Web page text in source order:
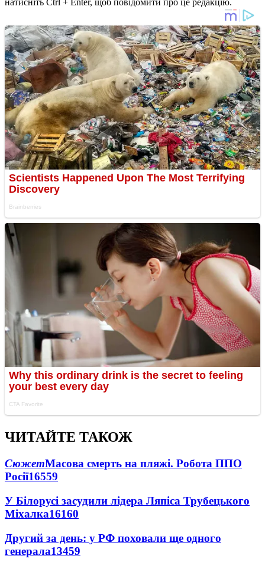
ЧИТАЙТЕ ТАКОЖ
СюжетМасова смерть на пляжі. Робота ППО
Росії16559
У Білорусі засудили лідера Ляпіса Трубецького
Міхалка16160
Другий за день: у РФ поховали ще одного
генерала13459